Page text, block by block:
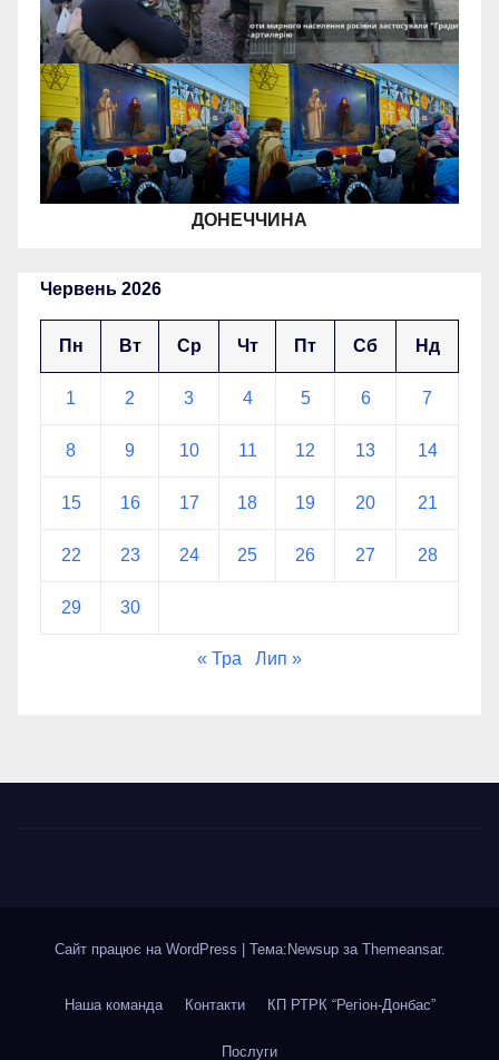
ДОНЕЧЧИНА
Червень 2026
Пн Вт Ср Чт Пт Сб Нд
1 2 3 4 5 6 7
8 9 10 11 12 13 14
15 16 17 18 19 20 21
22 23 24 25 26 27 28
29 30
« Тра Лип »
Сайт працює на WordPress | Тема:Newsup за Themeansar.
Наша команда Контакти КП РТРК “Регіон-Донбас”
Послуги